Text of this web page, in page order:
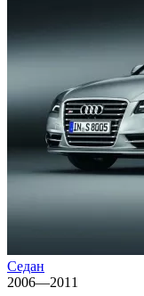
Седан
2006—2011